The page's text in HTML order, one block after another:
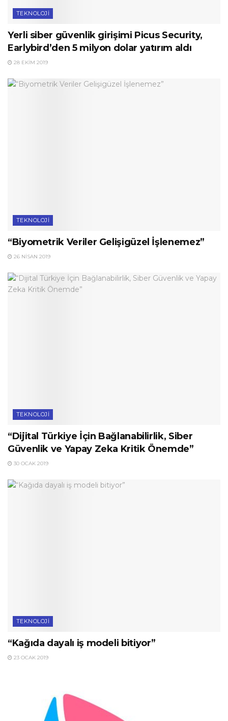
TEKNOLOJI
Yerli siber güvenlik girişimi Picus Security,
Earlybird’den 5 milyon dolar yatırım aldı
28 EKIM 2019
TEKNOLOJI
“Biyometrik Veriler Gelişigüzel İşlenemez”
26 NISAN 2019
TEKNOLOJI
“Dijital Türkiye İçin Bağlanabilirlik, Siber
Güvenlik ve Yapay Zeka Kritik Önemde”
30 OCAK 2019
TEKNOLOJI
“Kağıda dayalı iş modeli bitiyor”
23 OCAK 2019